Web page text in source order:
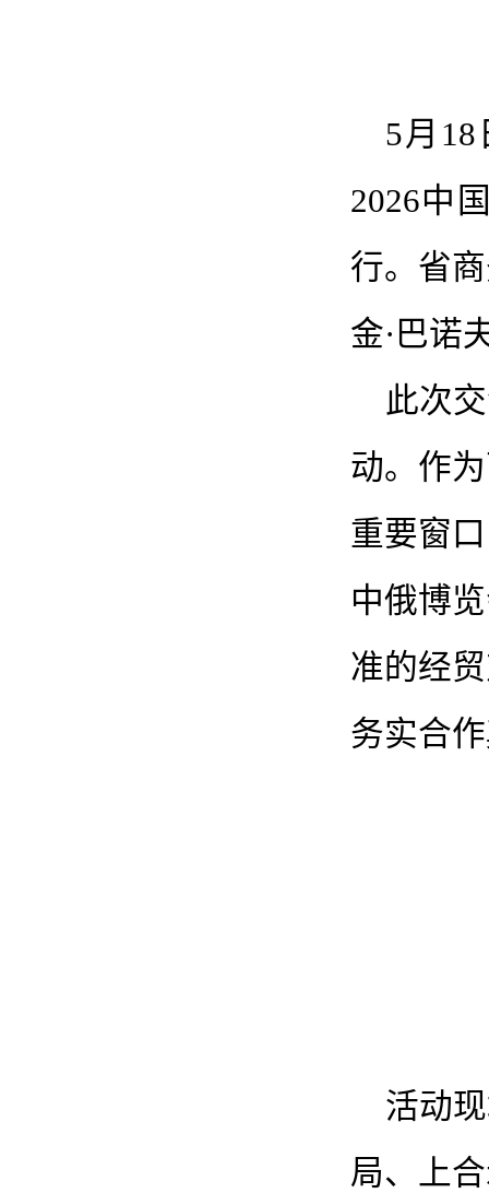
5月
2026中
行。省
金·巴诺
此次
动。作
重要窗
中俄博
准的经
务实合
活动
局、上